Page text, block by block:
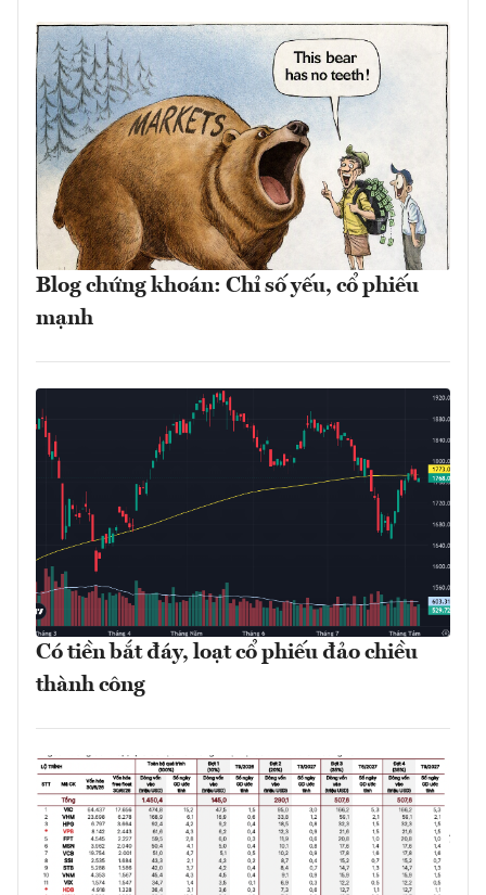
Blog chứng khoán: Chỉ số yếu, cổ phiếu
mạnh
Có tiền bắt đáy, loạt cổ phiếu đảo chiều
thành công